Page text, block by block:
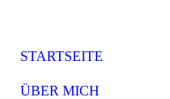
STARTSEITE
ÜBER MICH